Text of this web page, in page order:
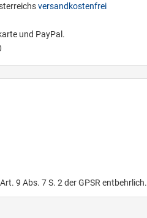
versandkostenfrei
und PayPal.
9 Abs. 7 S. 2 der GPSR entbehrlich.